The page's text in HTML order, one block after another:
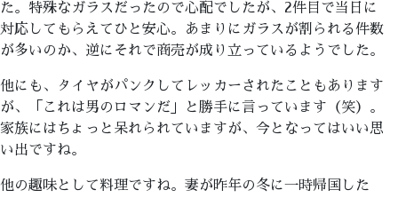
た。特殊なガラスだったので心配でしたが、2件目で当日に
対応してもらえてひと安心。あまりにガラスが割られる件数
が多いのか、逆にそれで商売が成り立っているようでした。
他にも、タイヤがパンクしてレッカーされたこともあります
が、「これは男のロマンだ」と勝手に言っています（笑）。
家族にはちょっと呆れられていますが、今となってはいい思
い出ですね。
他の趣味として料理ですね。妻が昨年の冬に一時帰国した